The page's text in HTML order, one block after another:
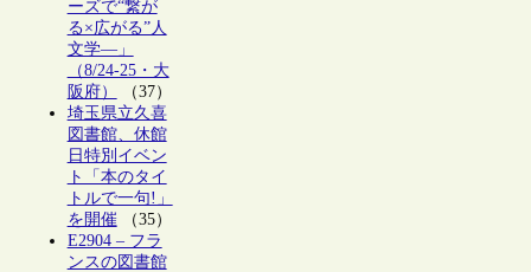
ーズで“繋が
る×広がる”人
文学―」
（8/24-25・大
阪府）
（37）
埼玉県立久喜
図書館、休館
日特別イベン
ト「本のタイ
トルで一句!」
を開催（35）
E2904 – フラ
ンスの図書館